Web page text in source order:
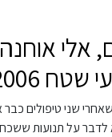
אלי
2006
שני טיפולים כבר
לדבר על תנועות